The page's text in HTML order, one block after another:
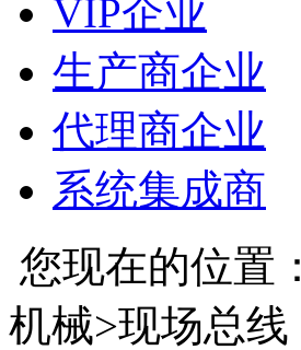
VIP企业
生产商企业
代理商企业
系统集成商
您现在的位置：
机械>现场总线